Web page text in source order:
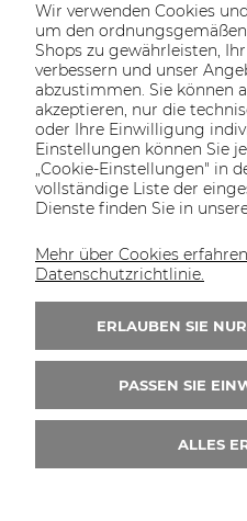
SOLTECH
SHOP
ANGEBOT
KONTAKT UNS
16:00 Uhr erreichbar.
+49 30 46690082
Wir verwenden Cookies
um den
Shops zu gewährleisten,
verbessern und unser
abzustimmen. Sie können
akzeptieren, nur die
oder Ihre Einwilligung
Einstellungen können Sie
„Cookie-Einstellungen" in
vollständige Liste der
Dienste finden Sie in
Mehr über Cookies
Datenschutzrichtlinie.
ERLAUBEN SIE
PASSEN SIE
ALLES